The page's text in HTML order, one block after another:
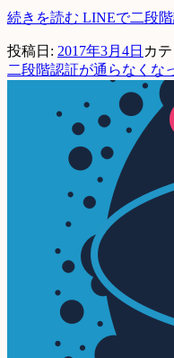
続きを読む LINEで二段
投稿日: 2017年3月4日 カ
二段階認証が通らなくな